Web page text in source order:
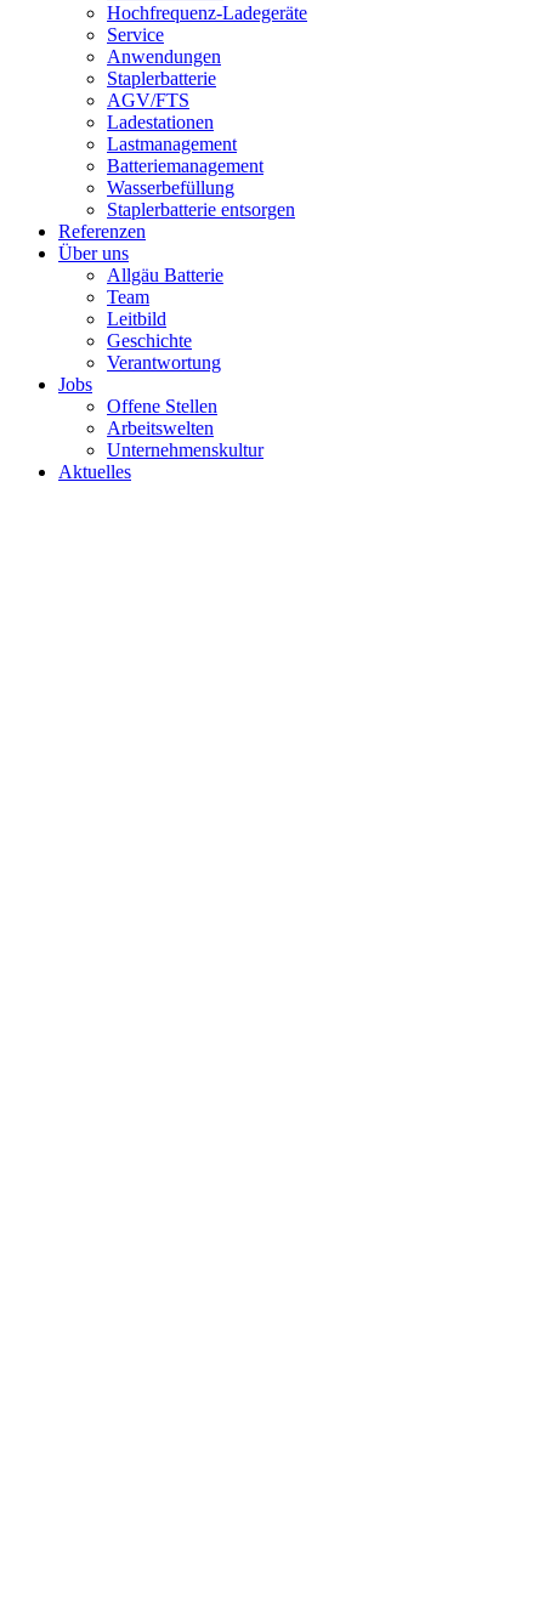
Hochfrequenz-Ladegeräte
Service
Anwendungen
Staplerbatterie
AGV/FTS
Ladestationen
Lastmanagement
Batteriemanagement
Wasserbefüllung
Staplerbatterie entsorgen
Referenzen
Über uns
Allgäu Batterie
Team
Leitbild
Geschichte
Verantwortung
Jobs
Offene Stellen
Arbeitswelten
Unternehmenskultur
Aktuelles